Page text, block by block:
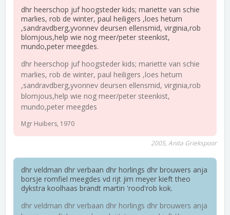
dhr heerschop juf hoogsteder kids; mariette van schie
marlies, rob de winter, paul heiligers ,loes hetum
,sandravdberg,yvonnev deursen ellensmid, virginia,rob
blomjous,help wie nog meer/peter steenkist,
mundo,peter meegdes.
dhr heerschop juf hoogsteder kids; mariette van schie
marlies, rob de winter, paul heiligers ,loes hetum
,sandravdberg,yvonnev deursen ellensmid, virginia,rob
blomjous,help wie nog meer/peter steenkist,
mundo,peter meegdes
Mgr Huibers, 1970
2005, Anita Griekspoor
dhr veldman dhr verbaan dhr horlings dhr brouwers anja
borsje romfiel meegdes vd rijt jim meyer kieft theo
dykstra koolhaas brandt martin 'rood'rob kok.
dhr veldman dhr verbaan dhr horlings dhr brouwers anja